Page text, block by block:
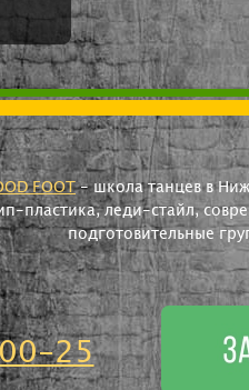
FOOT- школа танцев в
пластика, леди-стайл,
подготовительные
25